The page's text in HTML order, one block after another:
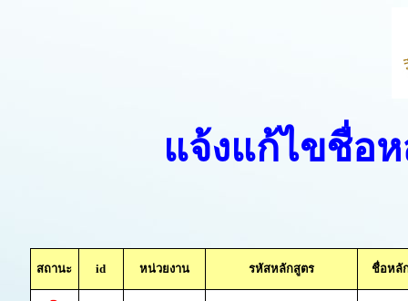
แจ้งแก้ไขชื่อ
สถานะ id หน่วยงาน รหัสหลักสูตร ชื่อหลั